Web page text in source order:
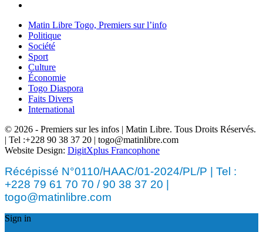
Matin Libre Togo, Premiers sur l’info
Politique
Société
Sport
Culture
Économie
Togo Diaspora
Faits Divers
International
© 2026 - Premiers sur les infos | Matin Libre. Tous Droits Réservés.
| Tel :+228 90 38 37 20 | togo@matinlibre.com
Website Design: DigitXplus Francophone
Récépissé N°0110/HAAC/01-2024/PL/P | Tel :
+228 79 61 70 70 / 90 38 37 20 |
togo@matinlibre.com
Sign in